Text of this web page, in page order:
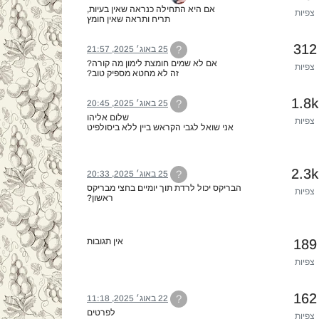
צפיות
אם היא התחילה כנראה שאין בעיות,
תריח ותראה שאין חומץ
312
צפיות
?
25 באוג׳ 2025, 21:57
אם לא שמים חומצת לימון מה קורה?
זה לא מחטא מספיק טוב?
1.8k
צפיות
?
25 באוג׳ 2025, 20:45
שלום אליהו
אני שואל לגבי הקראש ביין ללא ביסולפיט
2.3k
צפיות
?
25 באוג׳ 2025, 20:33
הבריקס יכול לרדת תוך יומיים בחצי מבריקס
ראשון?
189
צפיות
אין תגובות
162
צפיות
?
22 באוג׳ 2025, 11:18
לפרטים